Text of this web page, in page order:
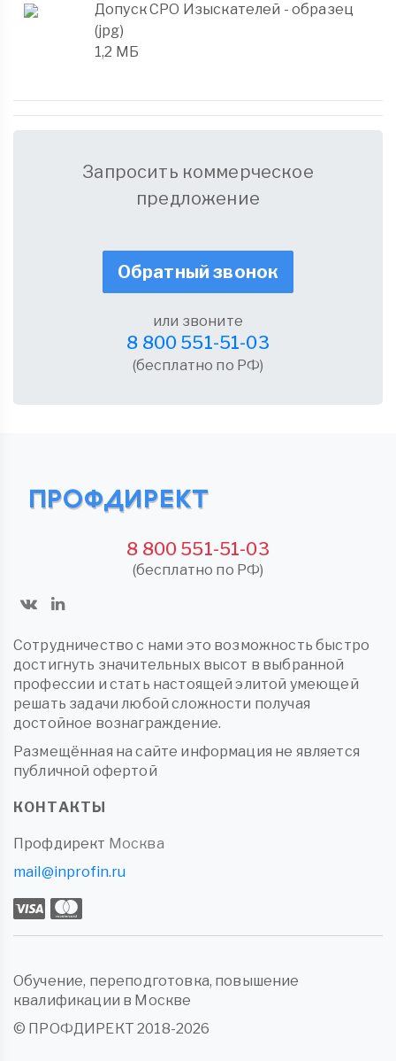
Допуск СРО Изыскателей - образец
(jpg)
1,2 МБ
Запросить коммерческое
предложение
Обратный звонок
или звоните
8 800 551-51-03
(бесплатно по РФ)
8 800 551-51-03
(бесплатно по РФ)
Сотрудничество с нами это возможность быстро
достигнуть значительных высот в выбранной
профессии и стать настоящей элитой умеющей
решать задачи любой сложности получая
достойное вознаграждение.
Размещённая на сайте информация не является
публичной офертой
КОНТАКТЫ
Профдирект Москва
mail@inprofin.ru
Обучение, переподготовка, повышение
квалификации в Москве
© ПРОФДИРЕКТ 2018-2026